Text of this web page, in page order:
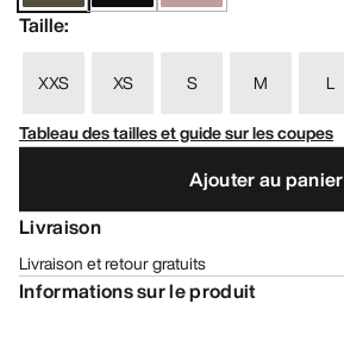
Taille:
XXS XS S M L
Tableau des tailles et guide sur les coupes
Ajouter au panier
Livraison
Livraison et retour gratuits
Informations sur le produit